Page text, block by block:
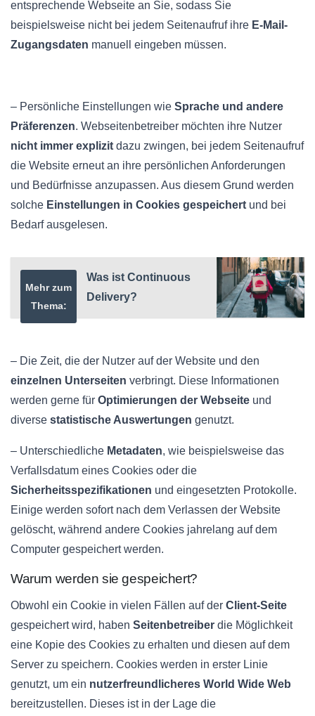
entsprechende Webseite an Sie, sodass Sie
beispielsweise nicht bei jedem Seitenaufruf ihre E-Mail-
Zugangsdaten manuell eingeben müssen.
– Persönliche Einstellungen wie Sprache und andere
Präferenzen. Webseitenbetreiber möchten ihre Nutzer
nicht immer explizit dazu zwingen, bei jedem Seitenaufruf
die Website erneut an ihre persönlichen Anforderungen
und Bedürfnisse anzupassen. Aus diesem Grund werden
solche Einstellungen in Cookies gespeichert und bei
Bedarf ausgelesen.
Mehr zum
Thema:
Was ist Continuous
Delivery?
– Die Zeit, die der Nutzer auf der Website und den
einzelnen Unterseiten verbringt. Diese Informationen
werden gerne für Optimierungen der Webseite und
diverse statistische Auswertungen genutzt.
– Unterschiedliche Metadaten, wie beispielsweise das
Verfallsdatum eines Cookies oder die
Sicherheitsspezifikationen und eingesetzten Protokolle.
Einige werden sofort nach dem Verlassen der Website
gelöscht, während andere Cookies jahrelang auf dem
Computer gespeichert werden.
Warum werden sie gespeichert?
Obwohl ein Cookie in vielen Fällen auf der Client-Seite
gespeichert wird, haben Seitenbetreiber die Möglichkeit
eine Kopie des Cookies zu erhalten und diesen auf dem
Server zu speichern. Cookies werden in erster Linie
genutzt, um ein nutzerfreundlicheres World Wide Web
bereitzustellen. Dieses ist in der Lage die